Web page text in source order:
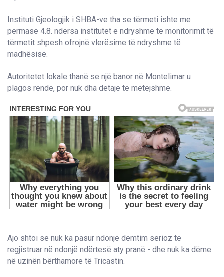
Instituti Gjeologjik i SHBA-ve tha se tërmeti ishte me
përmasë 4.8. ndërsa institutet e ndryshme të monitorimit të
tërmetit shpesh ofrojnë vlerësime të ndryshme të
madhësisë.
Autoritetet lokale thanë se një banor në Montelimar u
plagos rëndë, por nuk dha detaje të mëtejshme.
Ajo shtoi se nuk ka pasur ndonjë dëmtim serioz të
regjistruar në ndonjë ndërtesë aty pranë - dhe nuk ka dëme
në uzinën bërthamore të Tricastin.